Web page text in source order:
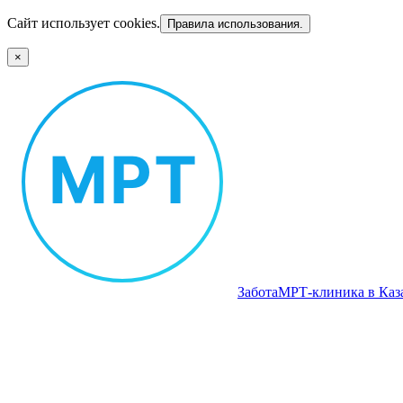
Сайт использует cookies. Правила использования.
×
ЗаботаМРТ‑клиника в